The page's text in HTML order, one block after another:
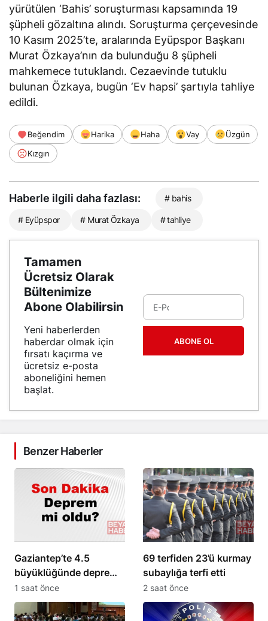
yürütülen ‘Bahis’ soruşturması kapsamında 19
şüpheli gözaltına alındı. Soruşturma çerçevesinde
10 Kasım 2025’te, aralarında Eyüpspor Başkanı
Murat Özkaya’nın da bulunduğu 8 şüpheli
mahkemece tutuklandı. Cezaevinde tutuklu
bulunan Özkaya, bugün ‘Ev hapsi’ şartıyla tahliye
edildi.
Beğendim Harika Haha Vay
Üzgün
Kızgın
Haberle ilgili daha fazlası: # bahis
# Eyüpspor # Murat Özkaya # tahliye
Tamamen
Ücretsiz Olarak
Bültenimize
Abone Olabilirsin
Yeni haberlerden
haberdar olmak için
fırsatı kaçırma ve
ücretsiz e-posta
aboneliğini hemen
başlat.
ABONE OL
Benzer Haberler
Gaziantep’te 4.5
büyüklüğünde deprem
meydana geldi
1 saat önce
69 terfiden 23’ü kurmay
subaylığa terfi etti
2 saat önce